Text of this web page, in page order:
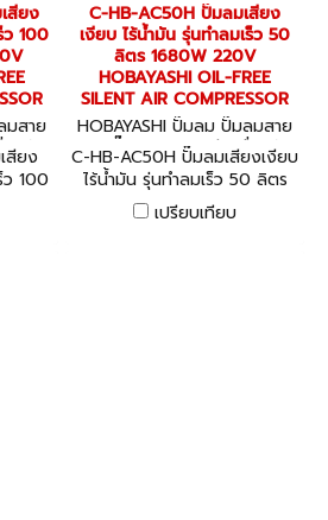
สียง
ว 100
มสาย
งอัด
สียง
ว 100
C-HB-AC50H ปั๊มลมเสียง
เงียบ ไร้น้ำมัน รุ่นทำลมเร็ว 50
ลิตร 1680W 220V
HOBAYASHI OIL-FREE
SILENT AIR COMPRESSOR
HOBAYASHI ปั๊มลม ปั๊มลมสาย
พาน ปั๊มลมออยล์ฟรี เครื่องอัด
ลม C-HB-AC50H
C-HB-AC50H ปั๊มลมเสียงเงียบ
ไร้น้ำมัน รุ่นทำลมเร็ว 50 ลิตร
1680W 220V HOBAYASHI
OIL-FREE SILENT AIR
เปรียบเทียบ